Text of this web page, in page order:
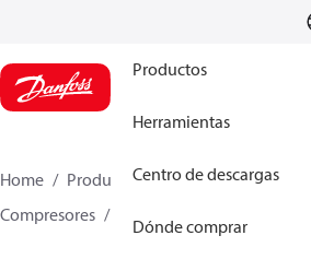
Productos
Herramientas
Centro de descargas
Dónde comprar
Home Productos
Climate Solutions
Compresores